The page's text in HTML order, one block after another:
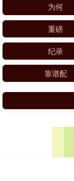
为何
重磅
纪录
靠谱配